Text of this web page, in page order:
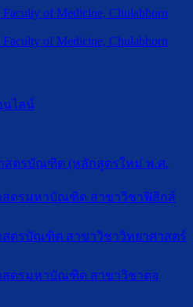
นไลน์
สตรบัณฑิต (หลักสูตรใหม่ พ.ศ.
สตรมหาบัณฑิต สาขาวิชาฟิสิกส์
ตรบัณฑิต สาขาวิชาวิทยาศาสตร์
สตรมหาบัณฑิต สาขาวิชาตจ